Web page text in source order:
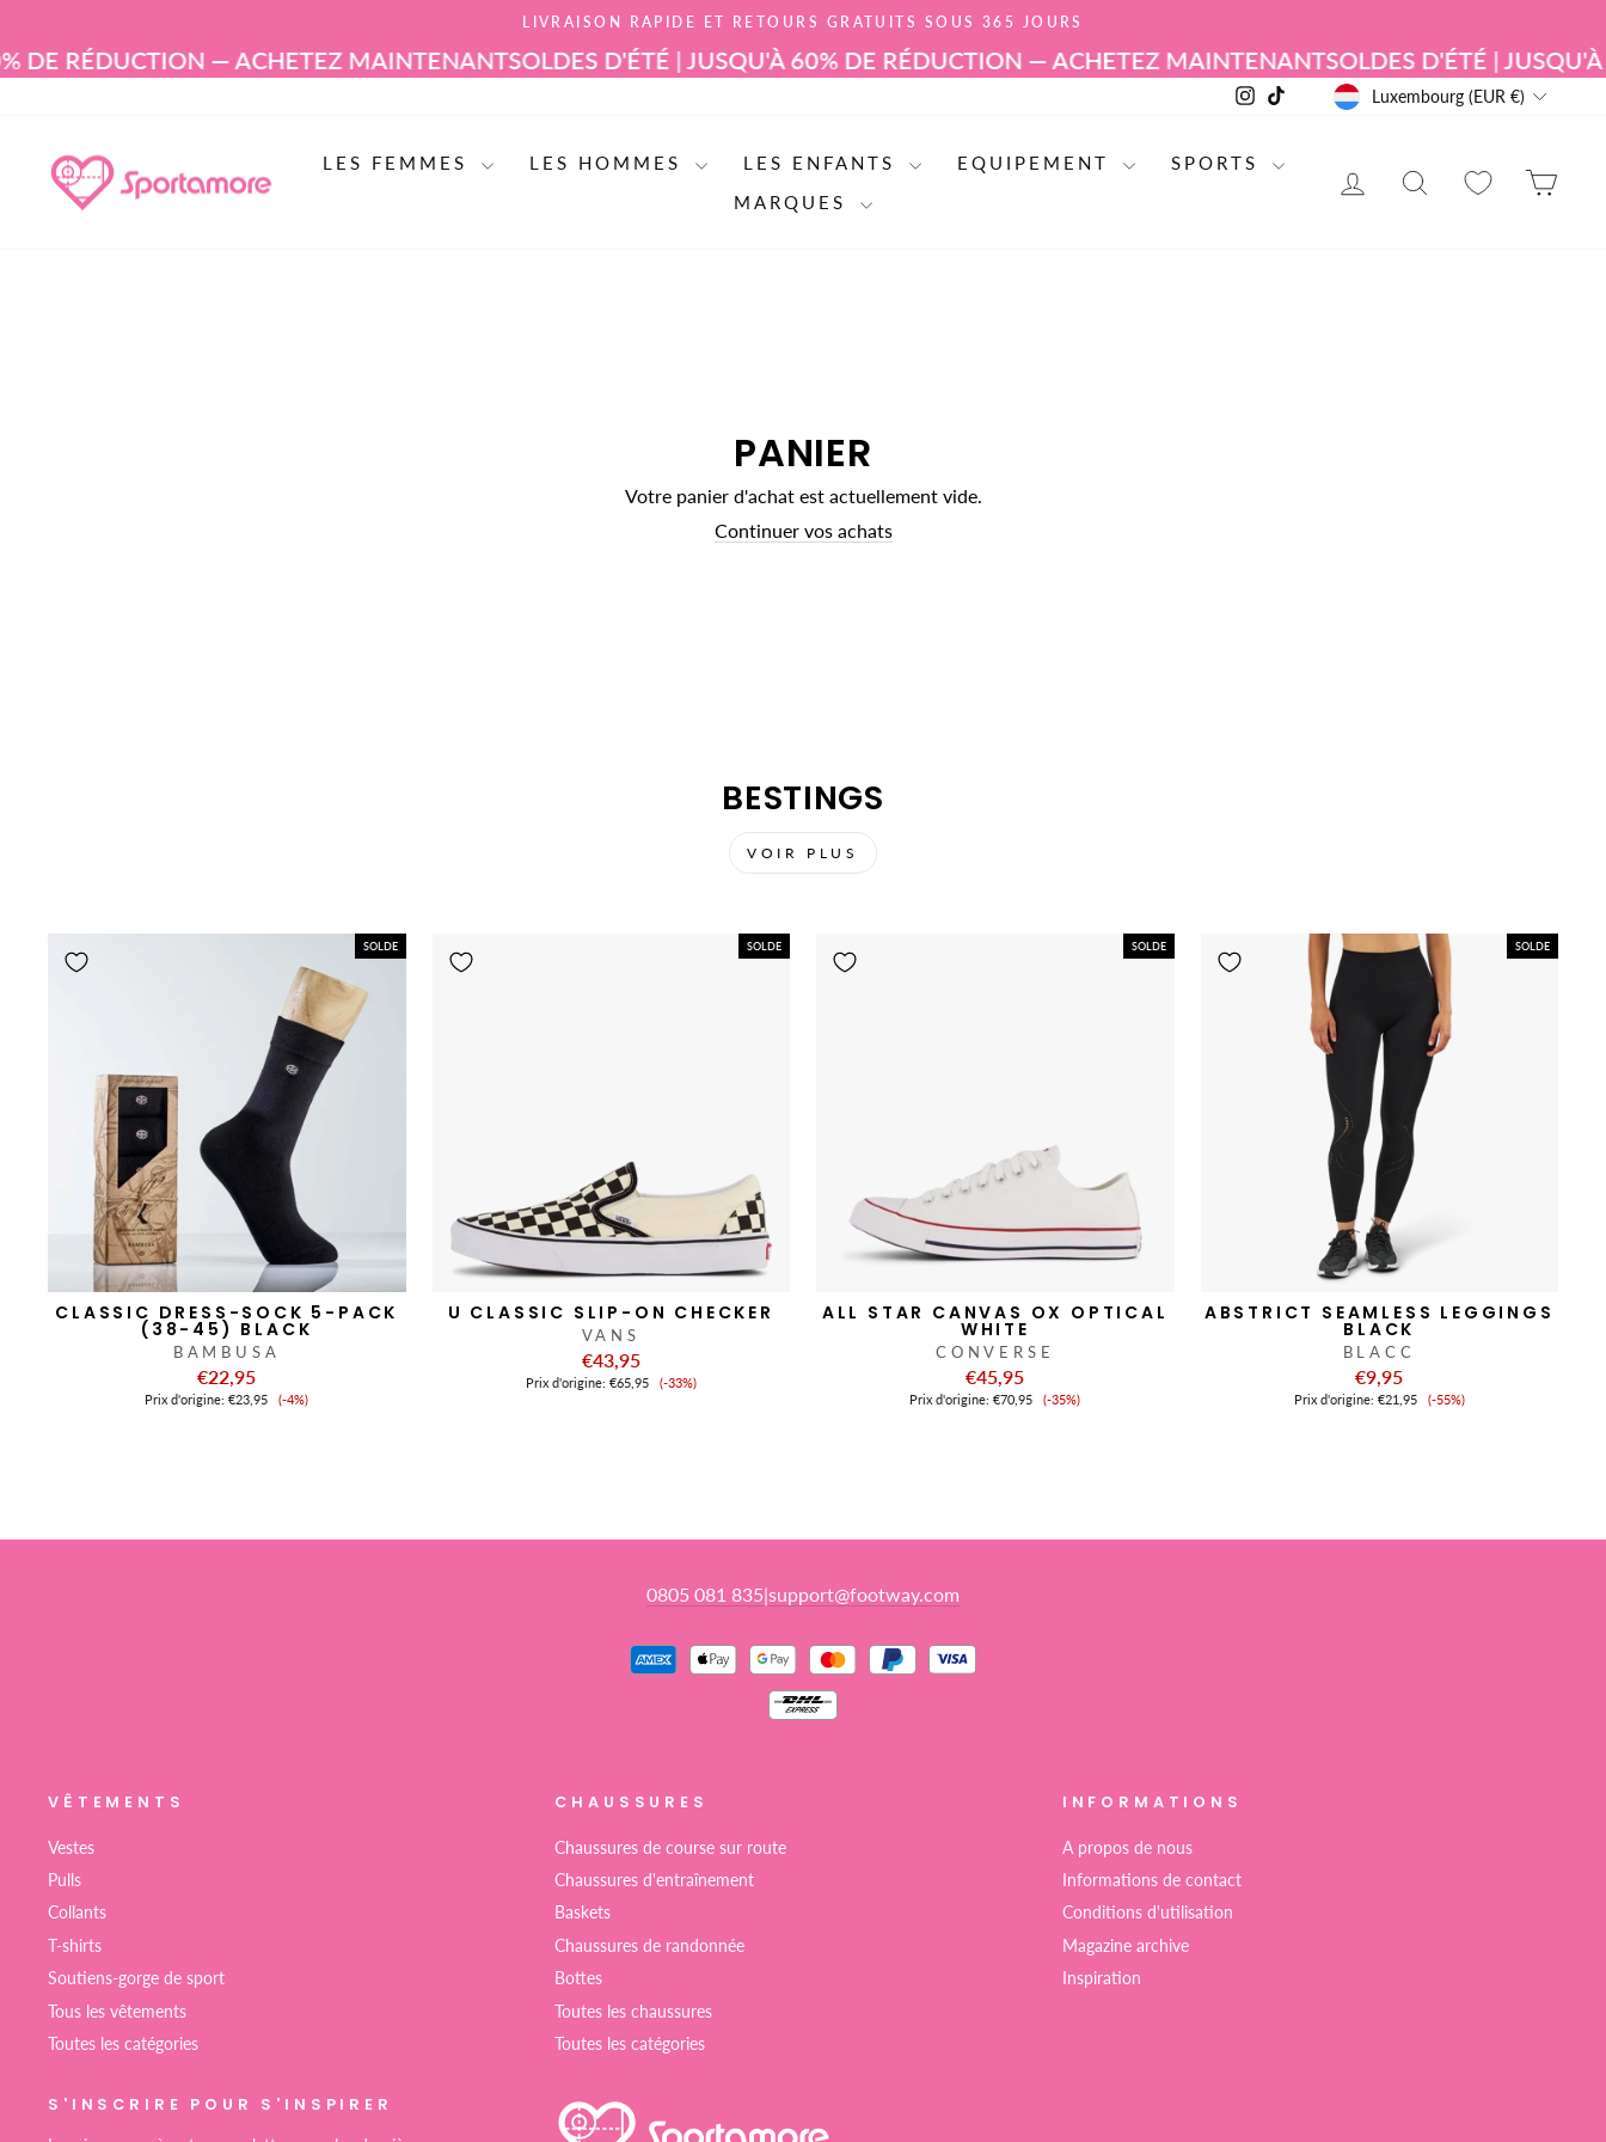
contenu
Mettre
le
LIVRAISON RAPIDE ET RETOURS GRATUITS SOUS 365 JOURS
RÉDUCTION — ACHETEZ MAINTENANTSOLDES D'ÉTÉ | JUSQU'À 60% DE RÉDUCTION — ACHETEZ MAINTENANTSOLDES D'ÉTÉ | JUSQU'À
Instagram
TikTok DEVISE
Luxembourg (EUR €)
LES FEMMES LES HOMMES LES ENFANTS EQUIPEMENT
SPORTS
MARQUES
SE CONNECTER
RECHERCHE
PANIER
Votre panier d'achat est actuellement vide.
Continuer vos achats
BESTINGS
VOIR PLUS
SOLDE
CLASSIC DRESS-SOCK 5-PACK
(38-45) BLACK
BAMBUSA
€22,95
Prix ​​d'origine:€23,95
Prix
(-4%)
SOLDE
U CLASSIC SLIP-ON CHECKER
VANS
€43,95
Prix ​​d'origine: €65,95
Prix
(-33%)
SOLDE
ALL STAR CANVAS OX OPTICAL
WHITE
CONVERSE
€45,95
Prix ​​d'origine:€70,95
Prix
(-35%)
SOLDE
ABSTRICT SEAMLESS LEGGINGS
BLACK
BLACC
€9,95
Prix ​​d'origine: €21,95
Prix
(-55%)
0805 081 835|support@footway.com
VÊTEMENTS
Vestes
Pulls
Collants
T-shirts
Soutiens-gorge de sport
Tous les vêtements
Toutes les catégories
CHAUSSURES
Chaussures de course sur route
Chaussures d'entraînement
Baskets
Chaussures de randonnée
Bottes
Toutes les chaussures
Toutes les catégories
INFORMATIONS
A propos de nous
Informations de contact
Conditions d'utilisation
Magazine archive
Inspiration
S'INSCRIRE POUR S'INSPIRER